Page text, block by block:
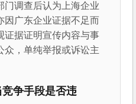
门调查后认为上海企业
因广东企业证据不足而
证据证明宣传内容与事
众，单纯举报或诉讼主
争手段是否违